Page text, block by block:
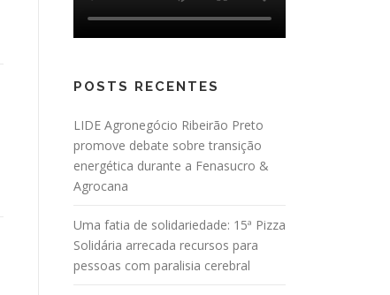
POSTS RECENTES
LIDE Agronegócio Ribeirão Preto
promove debate sobre transição
energética durante a Fenasucro &
Agrocana
Uma fatia de solidariedade: 15ª Pizza
Solidária arrecada recursos para
pessoas com paralisia cerebral